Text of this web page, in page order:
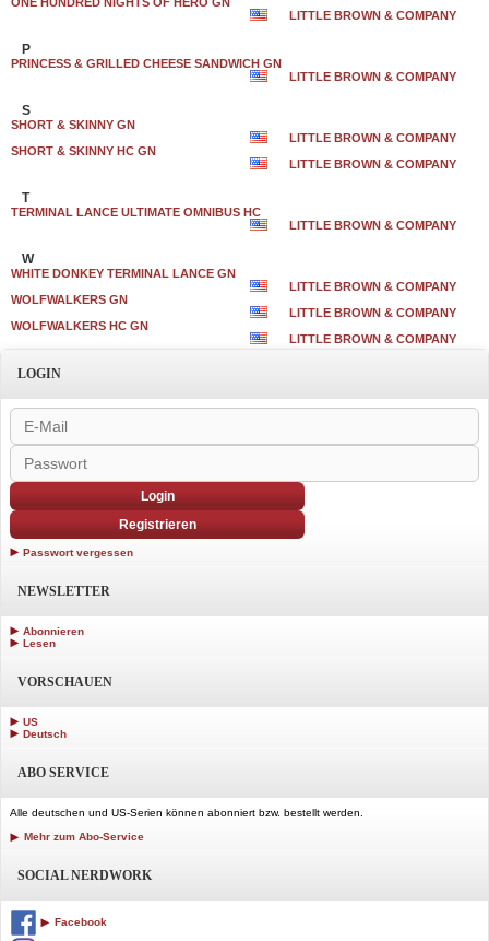
LITTLE BROWN & COMPANY
P
PRINCESS & GRILLED CHEESE SANDWICH GN
LITTLE BROWN & COMPANY
S
SHORT & SKINNY GN
LITTLE BROWN & COMPANY
SHORT & SKINNY HC GN
LITTLE BROWN & COMPANY
T
TERMINAL LANCE ULTIMATE OMNIBUS HC
LITTLE BROWN & COMPANY
W
WHITE DONKEY TERMINAL LANCE GN
LITTLE BROWN & COMPANY
WOLFWALKERS GN
LITTLE BROWN & COMPANY
WOLFWALKERS HC GN
LITTLE BROWN & COMPANY
LOGIN
Login
Registrieren
Passwort vergessen
NEWSLETTER
Abonnieren
Lesen
VORSCHAUEN
US
Deutsch
ABO SERVICE
Alle deutschen und US-Serien können abonniert bzw. bestellt werden.
Mehr zum Abo-Service
SOCIAL NERDWORK
Facebook